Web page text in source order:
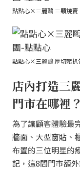
點點心×三麗鷗 三顆燒賣
點點心×三麗鷗 厚切豬扒
店內打造三
門市在哪裡
為了讓顧客體驗最
牆面、大型窗貼、
布置的三位明星的
記，這8間門市額